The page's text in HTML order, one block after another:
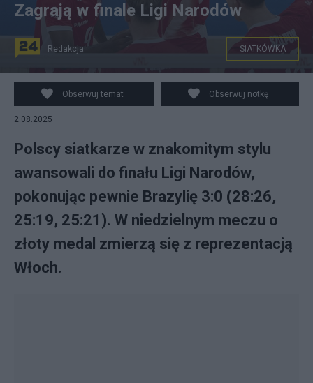
Zagrają w finale Ligi Narodów
Redakcja SIATKÓWKA
Obserwuj temat Obserwuj notkę
2.08.2025
Polscy siatkarze w znakomitym stylu
awansowali do finału Ligi Narodów,
pokonując pewnie Brazylię 3:0 (28:26,
25:19, 25:21). W niedzielnym meczu o
złoty medal zmierzą się z reprezentacją
Włoch.